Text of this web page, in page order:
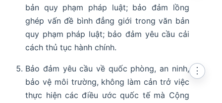
bản quy phạm pháp luật; bảo đảm lồng
ghép vấn đề bình đẳng giới trong văn bản
quy phạm pháp luật; bảo đảm yêu cầu cải
cách thủ tục hành chính.
Bảo đảm yêu cầu về quốc phòng, an ninh,
bảo vệ môi trường, không làm cản trở việc
thực hiện các điều ước quốc tế mà Cộng
⋮